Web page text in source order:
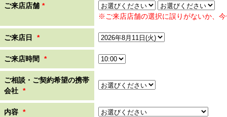
ご来店店舗 *
※ご来店店舗の選択に誤りがないか、
ご来店日 *
ご来店時間 *
ご相談・ご契約希望の携帯
会社 *
内容 *